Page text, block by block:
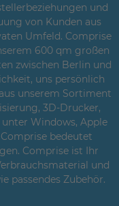
und
von Kunden aus
Umfeld. Comprise
600 qm großen
zwischen Berlin und
uns persönlich
unserem Sortiment
3D-Drucker,
Windows, Apple
bedeutet
Comprise ist Ihr
und
passendes Zubehör.